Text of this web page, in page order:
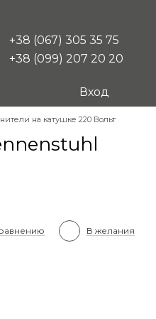
+38 (067) 305 35 75
+38 (099) 207 20 20
Вход
на катушке 220 Вольт
В желания